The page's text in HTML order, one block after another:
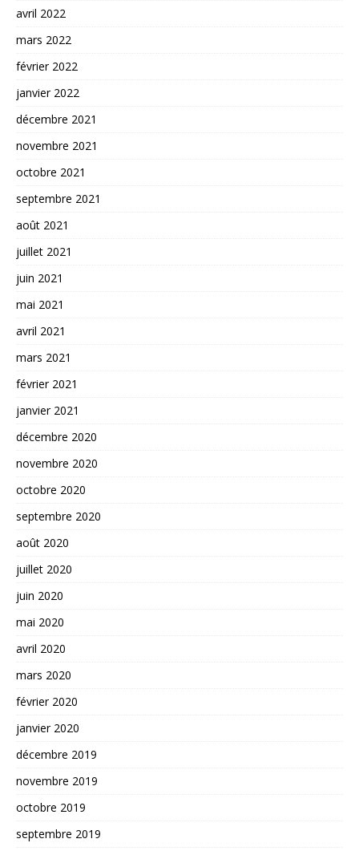
avril 2022
mars 2022
février 2022
janvier 2022
décembre 2021
novembre 2021
octobre 2021
septembre 2021
août 2021
juillet 2021
juin 2021
mai 2021
avril 2021
mars 2021
février 2021
janvier 2021
décembre 2020
novembre 2020
octobre 2020
septembre 2020
août 2020
juillet 2020
juin 2020
mai 2020
avril 2020
mars 2020
février 2020
janvier 2020
décembre 2019
novembre 2019
octobre 2019
septembre 2019